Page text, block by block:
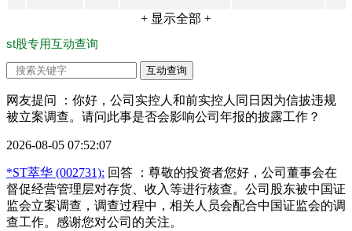
+ 显示全部 +
st股专用互动查询
网友提问 ：你好，公司实控人和前实控人同日因为信披违规
被立案调查。请问此事是否会影响公司年报的披露工作？
2026-08-05 07:52:07
*ST萃华 (002731): 回答 ：尊敬的投资者您好，公司董事会在
督促经营管理层对存货、收入等进行核查。公司股东被中国证
监会立案调查，调查过程中，相关人员会配合中国证监会的调
查工作。感谢您对公司的关注。